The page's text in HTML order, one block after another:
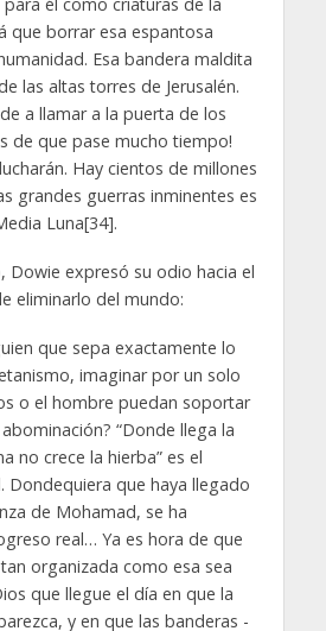
que borrar esa espantosa
Esa bandera maldita
las altas torres de Jerusalén.
a llamar a la puerta de los
de que pase mucho tiempo!
Hay cientos de millones
grandes guerras inminentes es
Luna[34].
Dowie expresó su odio hacia el
eliminarlo del mundo:
que sepa exactamente lo
imaginar por un solo
o el hombre puedan soportar
“Donde llega la
no crece la hierba” es el
Dondequiera que haya llegado
de Mohamad, se ha
real… Ya es hora de que
organizada como esa sea
que llegue el día en que la
y en que las banderas -